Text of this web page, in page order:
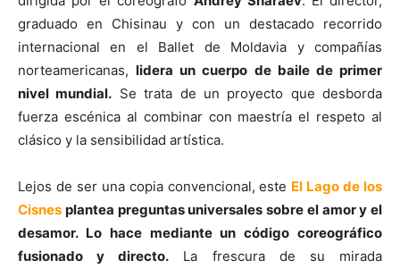
graduado en Chisinau y con un destacado recorrido
internacional en el Ballet de Moldavia y compañías
norteamericanas,lidera un cuerpo de baile de primer
nivel mundial. Se trata de un proyecto que desborda
fuerza escénica al combinar con maestría el respeto al
clásico y la sensibilidad artística.
Lejos de ser una copia convencional, este El Lago de los
Cisnes plantea preguntas universales sobre el amor y el
desamor. Lo hace mediante un código coreográfico
fusionado y directo. La frescura de su mirada